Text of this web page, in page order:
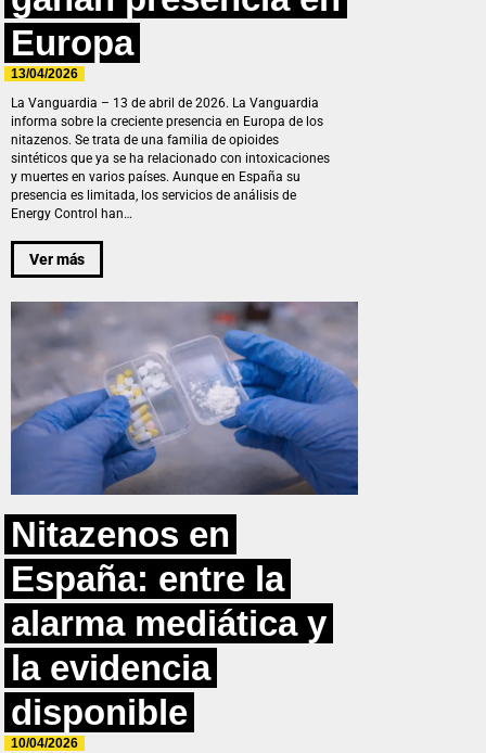
Europa
13/04/2026
La Vanguardia – 13 de abril de 2026. La Vanguardia
informa sobre la creciente presencia en Europa de los
nitazenos. Se trata de una familia de opioides
sintéticos que ya se ha relacionado con intoxicaciones
y muertes en varios países. Aunque en España su
presencia es limitada, los servicios de análisis de
Energy Control han…
Ver más
Nitazenos en
España: entre la
alarma mediática y
la evidencia
disponible
10/04/2026